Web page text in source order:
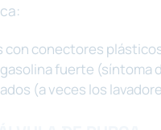
con conectores
fuerte (síntoma
(a veces los